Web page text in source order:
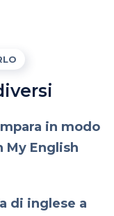
in modo
My English
di inglese a